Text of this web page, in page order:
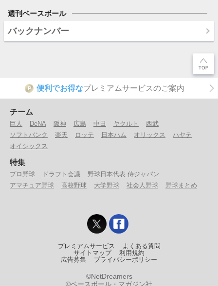
週刊ベースボール
バックナンバー
P 便利でお得なプレミアムサービスのご案内
チーム
巨人 DeNA 阪神 広島 中日 ヤクルト
西武
ソフトバンク
楽天 ロッテ 日本ハム オリックス
ハヤテ
オイシックス
特集
プロ野球 ドラフト会議
野球日本代表 侍ジャパン
アマチュア野球
高校野球 大学野球 社会人野球 野球まとめ
プレミアムサービス
よくある質問
サイトマップ
利用規約
広告募集
プライバシーポリシー
©NetDreamers
©ベースボール・マガジン社